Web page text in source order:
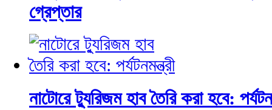
গ্রেপ্তার
নাটোরে ট্যুরিজম হাব তৈরি করা হবে: